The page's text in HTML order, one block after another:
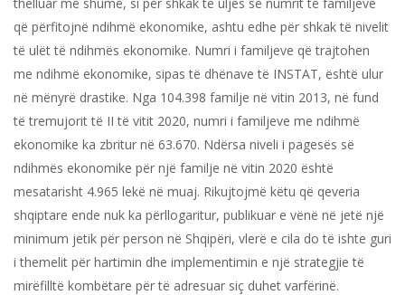
që përfitojnë ndihmë ekonomike, ashtu edhe për shkak të nivelit
të ulët të ndihmës ekonomike. Numri i familjeve që trajtohen
me ndihmë ekonomike, sipas të dhënave të INSTAT, është ulur
në mënyrë drastike. Nga 104.398 familje në vitin 2013, në fund
të tremujorit të II të vitit 2020, numri i familjeve me ndihmë
ekonomike ka zbritur në 63.670. Ndërsa niveli i pagesës së
ndihmës ekonomike për një familje në vitin 2020 është
mesatarisht 4.965 lekë në muaj. Rikujtojmë këtu që qeveria
shqiptare ende nuk ka përllogaritur, publikuar e vënë në jetë një
minimum jetik për person në Shqipëri, vlerë e cila do të ishte guri
i themelit për hartimin dhe implementimin e një strategjie të
mirëfilltë kombëtare për të adresuar siç duhet varfërinë.